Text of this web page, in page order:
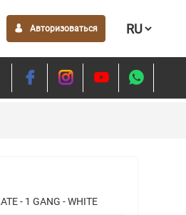
Авторизоваться
- 1 GANG - WHITE